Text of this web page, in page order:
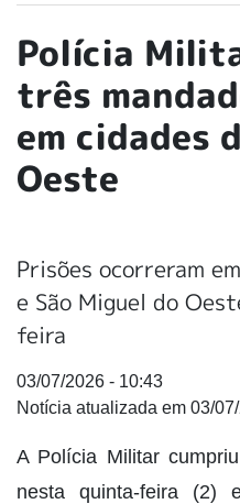
Polícia
três
em cidades
Oeste
Prisões ocorreram
e São Miguel do
feira
03/07/2026 - 10:43
03/
A Polícia Militar
nesta quinta-feira (2)